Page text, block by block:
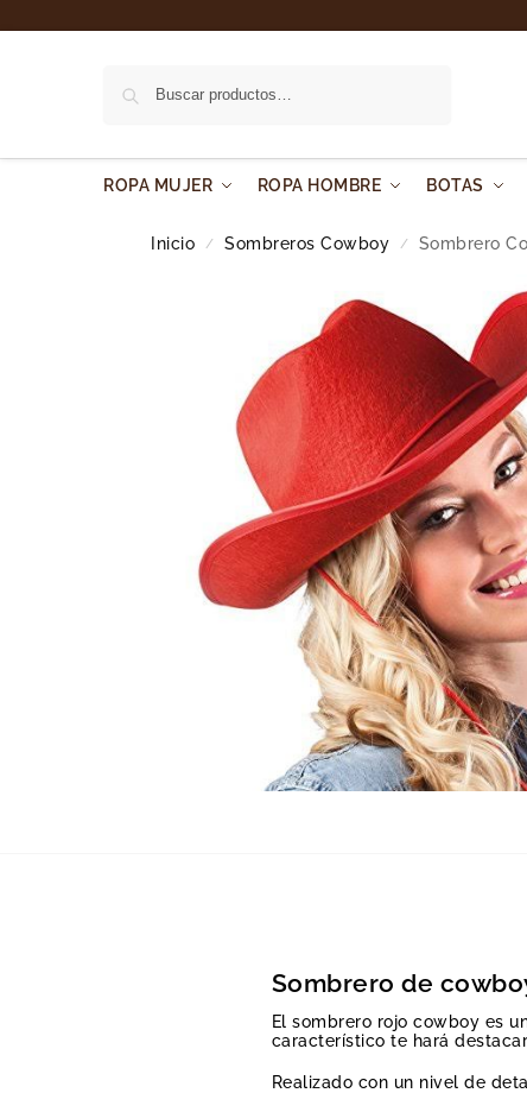
ROPA MUJER ROPA HOMBRE BOTAS
Inicio / Sombreros Cowboy / Sombrero
Sombrero de
El sombrero rojo cowboy es
característico te hará
Realizado con un nivel de